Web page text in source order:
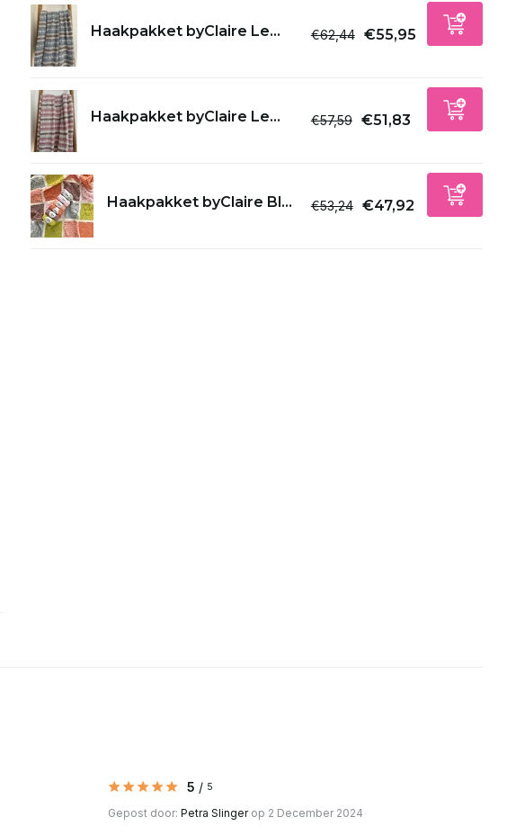
Uitverkocht
Uitverkocht
Haakpakket byClaire Le... €62,44 €55,95
Haakpakket byClaire Le... €57,59 €51,83
Haakpakket byClaire Bl... €53,24 €47,92
5 / 5
Gepost door:Petra Slingerop 2 December 2024